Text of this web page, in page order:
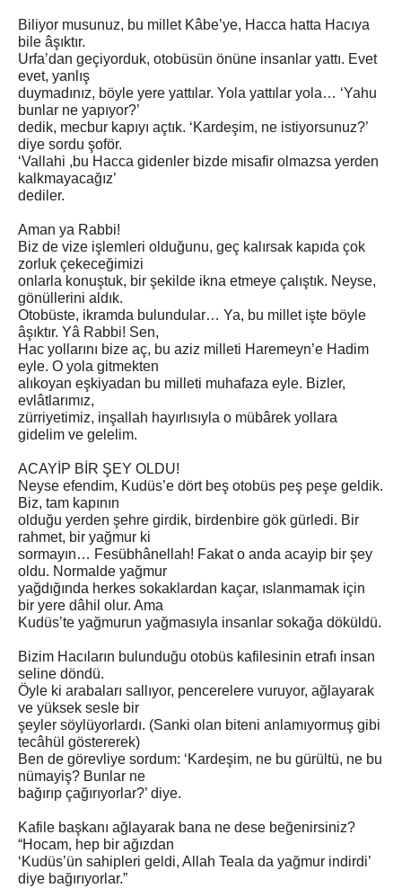
Biliyor musunuz, bu millet Kâbe’ye, Hacca hatta Hacıya
bile âşıktır.
Urfa’dan geçiyorduk, otobüsün önüne insanlar yattı. Evet
evet, yanlış
duymadınız, böyle yere yattılar. Yola yattılar yola… ‘Yahu
bunlar ne yapıyor?’
dedik, mecbur kapıyı açtık. ‘Kardeşim, ne istiyorsunuz?’
diye sordu şoför.
‘Vallahi ,bu Hacca gidenler bizde misafir olmazsa yerden
kalkmayacağız’
dediler.
Aman ya Rabbi!
Biz de vize işlemleri olduğunu, geç kalırsak kapıda çok
zorluk çekeceğimizi
onlarla konuştuk, bir şekilde ikna etmeye çalıştık. Neyse,
gönüllerini aldık.
Otobüste, ikramda bulundular… Ya, bu millet işte böyle
âşıktır. Yâ Rabbi! Sen,
Hac yollarını bize aç, bu aziz milleti Haremeyn’e Hadim
eyle. O yola gitmekten
alıkoyan eşkiyadan bu milleti muhafaza eyle. Bizler,
evlâtlarımız,
zürriyetimiz, inşallah hayırlısıyla o mübârek yollara
gidelim ve gelelim.
ACAYİP BİR ŞEY OLDU!
Neyse efendim, Kudüs’e dört beş otobüs peş peşe geldik.
Biz, tam kapının
olduğu yerden şehre girdik, birdenbire gök gürledi. Bir
rahmet, bir yağmur ki
sormayın… Fesübhânellah! Fakat o anda acayip bir şey
oldu. Normalde yağmur
yağdığında herkes sokaklardan kaçar, ıslanmamak için
bir yere dâhil olur. Ama
Kudüs’te yağmurun yağmasıyla insanlar sokağa döküldü.
Bizim Hacıların bulunduğu otobüs kafilesinin etrafı insan
seline döndü.
Öyle ki arabaları sallıyor, pencerelere vuruyor, ağlayarak
ve yüksek sesle bir
şeyler söylüyorlardı. (Sanki olan biteni anlamıyormuş gibi
tecâhül göstererek)
Ben de görevliye sordum: ‘Kardeşim, ne bu gürültü, ne bu
nümayiş? Bunlar ne
bağırıp çağırıyorlar?’ diye.
Kafile başkanı ağlayarak bana ne dese beğenirsiniz?
“Hocam, hep bir ağızdan
‘Kudüs’ün sahipleri geldi, Allah Teala da yağmur indirdi’
diye bağırıyorlar.”